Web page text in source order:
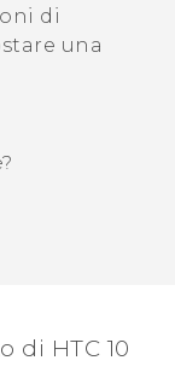
di
una
di HTC 10